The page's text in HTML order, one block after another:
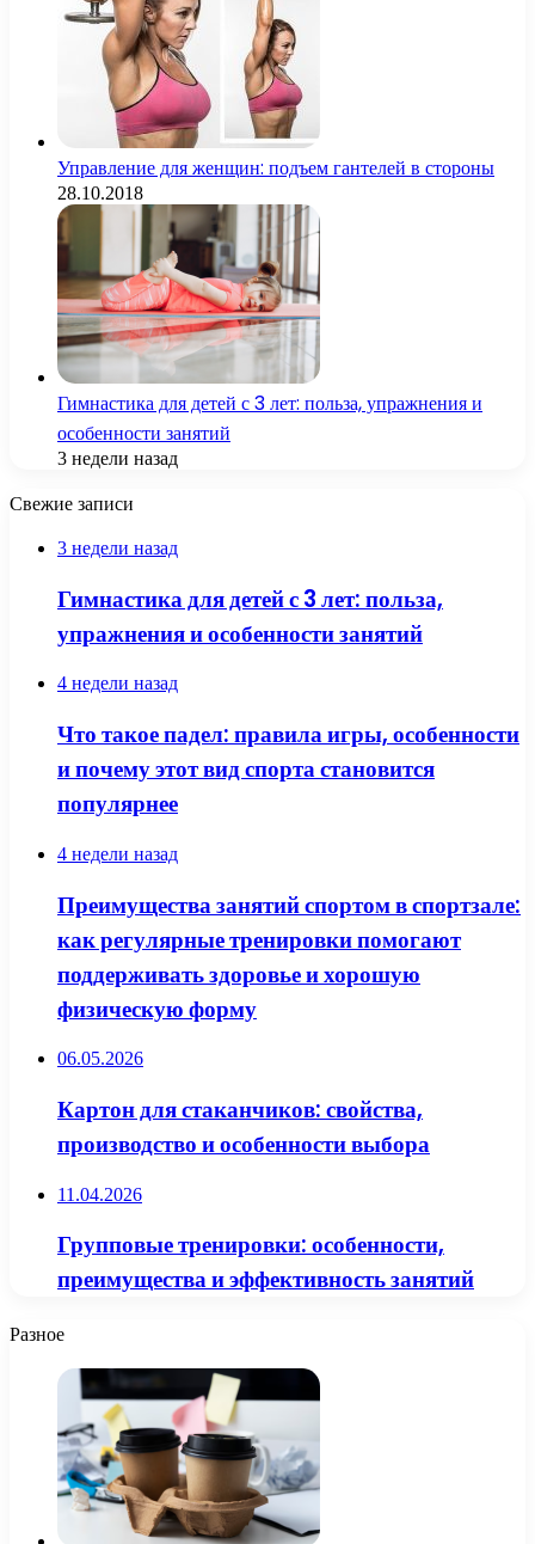
Управление для женщин: подъем гантелей в стороны
28.10.2018
Гимнастика для детей с 3 лет: польза, упражнения и
особенности занятий
3 недели назад
Свежие записи
3 недели назад
Гимнастика для детей с 3 лет: польза,
упражнения и особенности занятий
4 недели назад
Что такое падел: правила игры, особенности
и почему этот вид спорта становится
популярнее
4 недели назад
Преимущества занятий спортом в спортзале:
как регулярные тренировки помогают
поддерживать здоровье и хорошую
физическую форму
06.05.2026
Картон для стаканчиков: свойства,
производство и особенности выбора
11.04.2026
Групповые тренировки: особенности,
преимущества и эффективность занятий
Разное